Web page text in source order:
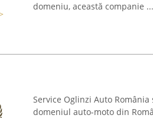
domeniu, această companie ...
Service Oglinzi Auto
domeniul auto-moto din